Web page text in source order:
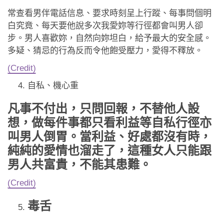
常查看男伴電話信息、要求時刻呈上行蹤、每事問個明
白究竟、每天要他說多次我愛妳等行徑都會叫男人卻
步。男人喜歡妳，自然向妳坦白，給予最大的安全感。
多疑、猜忌的行為反而令他飽受壓力，愛得不釋放。
(Credit)
自私、機心重
凡事不付出，只問回報，不替他人設
想，做每件事都只看利益等自私行徑亦
叫男人倒胃。當利益、好處都沒有時，
純純的愛情也溜走了，這種女人只能跟
男人共富貴，不能其患難。
(Credit)
毒舌